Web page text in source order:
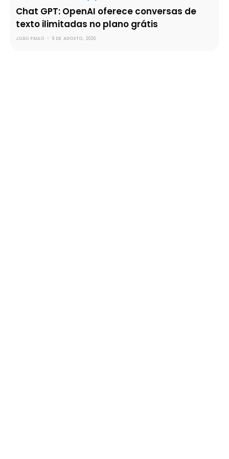
Chat GPT: OpenAI oferece conversas de
texto ilimitadas no plano grátis
JOÃO PAULO - 9 DE AGOSTO, 2026